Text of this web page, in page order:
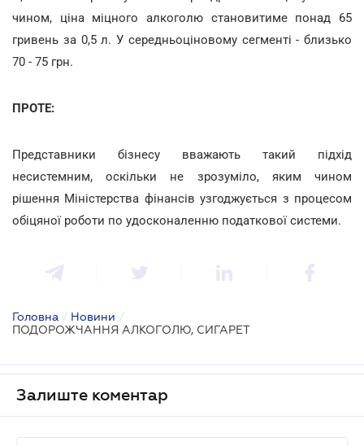
чином, ціна міцного алкоголю становитиме понад 65
гривень за 0,5 л. У середньоціновому сегменті - близько
70 - 75 грн.
ПРОТЕ:
Представники бізнесу вважають такий підхід
несистемним, оскільки не зрозуміло, яким чином
рішення Міністерства фінансів узгоджується з процесом
обіцяної роботи по удосконаленню податкової системи.
Головна / Новини /
ПОДОРОЖЧАННЯ АЛКОГОЛЮ, СИГАРЕТ
Залиште коментар